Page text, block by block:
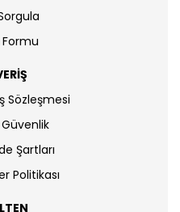
Sözleşmesi
Şartları
Politikası